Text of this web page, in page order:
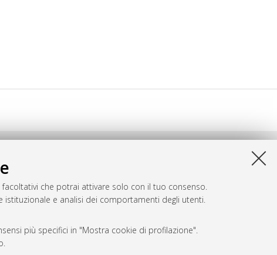
che potrai attivare solo con il tuo consenso.
e analisi dei comportamenti degli utenti.
più specifici in "Mostra cookie di profilazione".